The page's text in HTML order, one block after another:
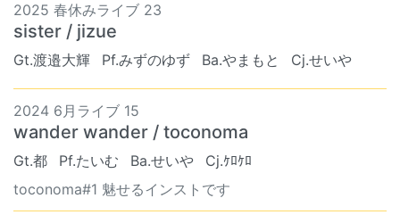
2025 春休みライブ 23
sister / jizue
Gt.渡邉大輝 Pf.みずのゆず Ba.やまもと Cj.せいや
2024 6月ライブ 15
wander wander / toconoma
Gt.都 Pf.たいむ Ba.せいや
Cj.ｹﾛｹﾛ
toconoma#1 魅せるインストです